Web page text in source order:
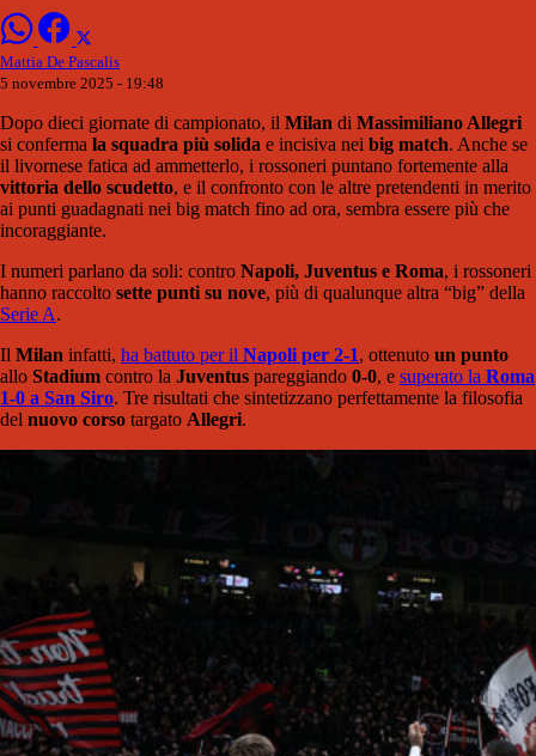
Mattia De Pascalis
5 novembre 2025 - 19:48
Dopo dieci giornate di campionato, il Milan di Massimiliano Allegri
si conferma la squadra più solida e incisiva nei big match. Anche se
il livornese fatica ad ammetterlo, i rossoneri puntano fortemente alla
vittoria dello scudetto, e il confronto con le altre pretendenti in merito
ai punti guadagnati nei big match fino ad ora, sembra essere più che
incoraggiante.
I numeri parlano da soli: contro Napoli, Juventus e Roma, i rossoneri
hanno raccolto sette punti su nove, più di qualunque altra “big” della
Serie A.
Il Milan infatti, ha battuto per il Napoli per 2-1, ottenuto un punto
allo Stadium contro la Juventus pareggiando 0-0, e superato la Roma
1-0 a San Siro. Tre risultati che sintetizzano perfettamente la filosofia
del nuovo corso targato Allegri.